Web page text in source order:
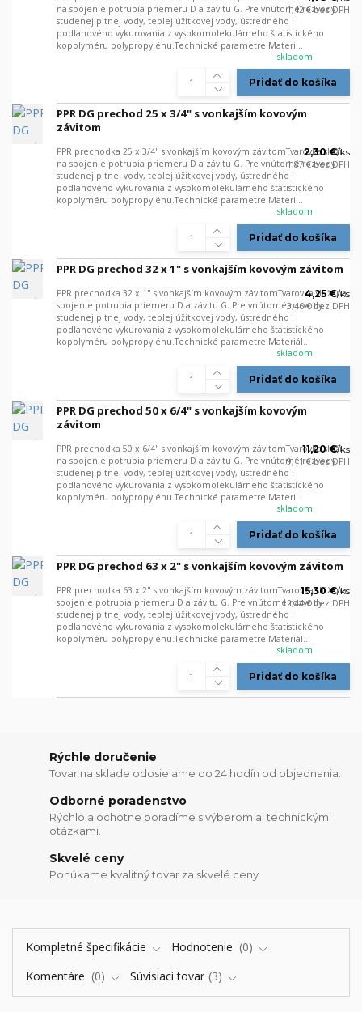
na spojenie potrubia priemeru D a závitu G. Pre vnútorné rozvody
studenej pitnej vody, teplej úžitkovej vody, ústredného i
podlahového vykurovania z vysokomolekulárneho štatistického
kopolyméru polypropylénu.Technické parametre:Materi...
1,42 €bez DPH
skladom
Pridať do košíka
PPR DG prechod 25 x 3/4" s vonkajším kovovým
závitom
PPR prechodka 25 x 3/4" s vonkajším kovovým závitomTvarovka slúži
na spojenie potrubia priemeru D a závitu G. Pre vnútorné rozvody
studenej pitnej vody, teplej úžitkovej vody, ústredného i
podlahového vykurovania z vysokomolekulárneho štatistického
kopolyméru polypropylénu.Technické parametre:Materi...
2,30 €/ks
1,87 €bez DPH
skladom
Pridať do košíka
PPR DG prechod 32 x 1" s vonkajším kovovým závitom
PPR prechodka 32 x 1" s vonkajším kovovým závitomTvarovka slúži na
spojenie potrubia priemeru D a závitu G. Pre vnútorné rozvody
studenej pitnej vody, teplej úžitkovej vody, ústredného i
podlahového vykurovania z vysokomolekulárneho štatistického
kopolyméru polypropylénu.Technické parametre:Materiál...
4,25 €/ks
3,46 €bez DPH
skladom
Pridať do košíka
PPR DG prechod 50 x 6/4" s vonkajším kovovým
závitom
PPR prechodka 50 x 6/4" s vonkajším kovovým závitomTvarovka slúži
na spojenie potrubia priemeru D a závitu G. Pre vnútorné rozvody
studenej pitnej vody, teplej úžitkovej vody, ústredného i
podlahového vykurovania z vysokomolekulárneho štatistického
kopolyméru polypropylénu.Technické parametre:Materi...
11,20 €/ks
9,11 €bez DPH
skladom
Pridať do košíka
PPR DG prechod 63 x 2" s vonkajším kovovým závitom
PPR prechodka 63 x 2" s vonkajším kovovým závitomTvarovka slúži na
spojenie potrubia priemeru D a závitu G. Pre vnútorné rozvody
studenej pitnej vody, teplej úžitkovej vody, ústredného i
podlahového vykurovania z vysokomolekulárneho štatistického
kopolyméru polypropylénu.Technické parametre:Materiál...
15,30 €/ks
12,44 €bez DPH
skladom
Pridať do košíka
Rýchle doručenie
Tovar na sklade odosielame do 24 hodín od objednania.
Odborné poradenstvo
Rýchlo a ochotne poradíme s výberom aj technickými
otázkami.
Skvelé ceny
Ponúkame kvalitný tovar za skvelé ceny
Kompletné špecifikácie Hodnotenie
0
Komentáre
0 Súvisiaci tovar 3